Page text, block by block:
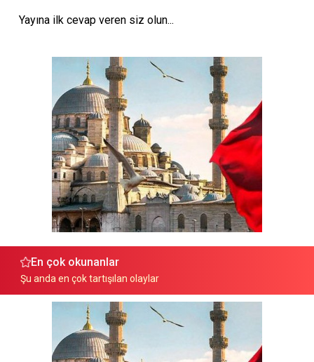
Yayına ilk cevap veren siz olun...
En çok okunanlar
Şu anda en çok tartışılan olaylar